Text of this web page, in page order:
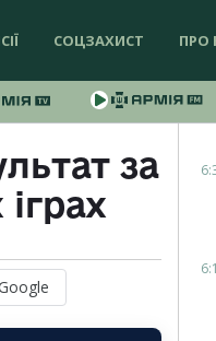
СОЦЗАХИСТ ПРО
за